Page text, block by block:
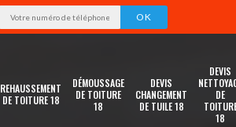
REHAUSSEMENT
DE TOITURE 18
DÉMOUSSAGE
DE TOITURE
18
DEVIS
CHANGEMENT
DE TUILE 18
DEVIS
DE
18